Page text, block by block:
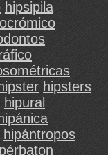
hipsipila
hipster hipsters
hipural
hipánica
hipántropos